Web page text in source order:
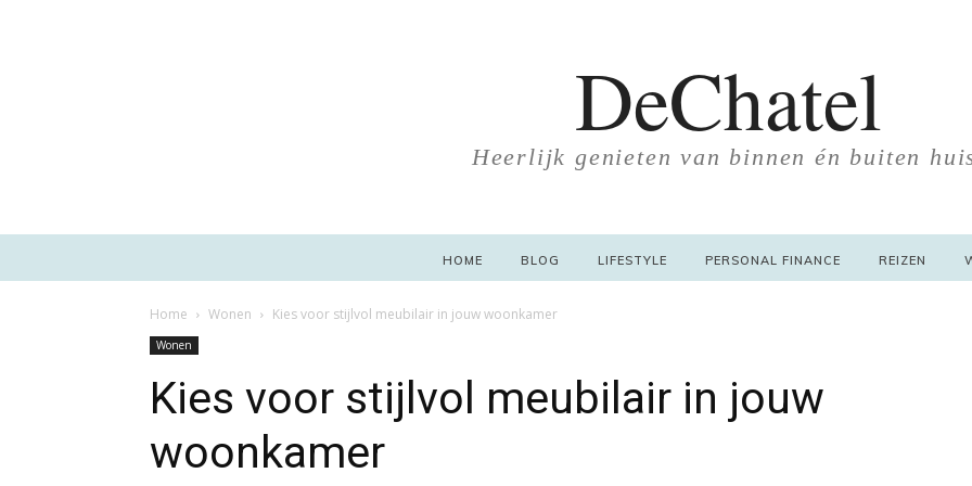
DeChatel
Heerlijk genieten van binnen én buiten
HOME BLOG LIFESTYLE PERSONAL FINANCE REIZEN
Home Wonen Kies voor stijlvol meubilair in jouw woonkamer
Wonen
Kies voor stijlvol meubilair in jouw
woonkamer